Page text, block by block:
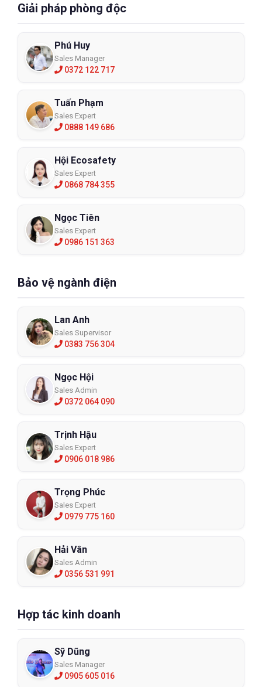
Giải pháp phòng độc
Phú Huy
Sales Manager
0372 122 717
Tuấn Phạm
Sales Expert
0888 149 686
Hội Ecosafety
Sales Expert
0868 784 355
Ngọc Tiên
Sales Expert
0986 151 363
Bảo vệ ngành điện
Lan Anh
Sales Supervisor
0383 756 304
Ngọc Hội
Sales Admin
0372 064 090
Trịnh Hậu
Sales Expert
0906 018 986
Trọng Phúc
Sales Expert
0979 775 160
Hải Vân
Sales Admin
0356 531 991
Hợp tác kinh doanh
Sỹ Dũng
Sales Manager
0905 605 016